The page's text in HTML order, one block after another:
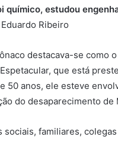
químico, estudou
Ribeiro
destacava-se como
que está
50 anos, ele esteve
do desaparecimento de
sociais, familiares,